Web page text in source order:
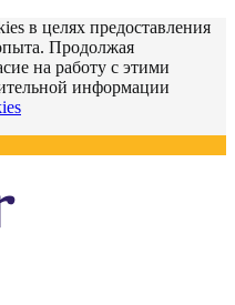
в целях предоставления
Продолжая
на работу с этими
информации